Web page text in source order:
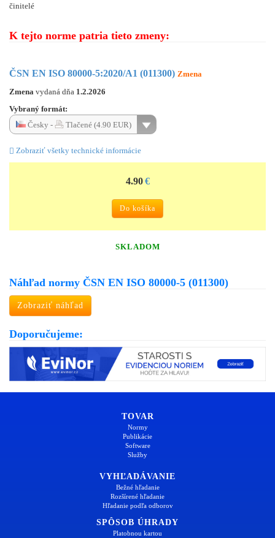
činitelé
K tejto norme patria tieto zmeny:
ČSN EN ISO 80000-5:2020/A1 (011300) Zmena
Zmena vydaná dňa 1.2.2026
Vybraný formát:
Česky -
Tlačené (4.90 EUR)
Zobraziť všetky technické informácie
4.90 €
Do košíka
SKLADOM
Náhľad normy ČSN EN ISO 80000-5 (011300)
Zobraziť náhľad
Doporučujeme:
TOVAR
Normy
Publikácie
Software
Služby
VYHĽADÁVANIE
Bežné hľadanie
Rozšírené hľadanie
Hľadanie podľa odborov
SPÔSOB ÚHRADY
Platobnou kartou